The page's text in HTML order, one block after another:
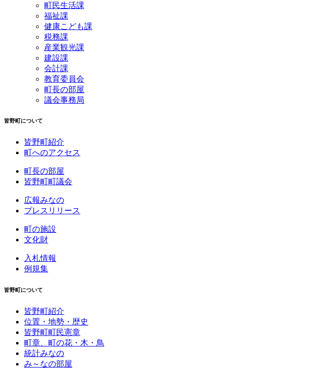
町民生活課
福祉課
健康こども課
税務課
産業観光課
建設課
会計課
教育委員会
町長の部屋
議会事務局
皆野町について
皆野町紹介
町へのアクセス
町長の部屋
皆野町町議会
広報みなの
プレスリリース
町の施設
文化財
入札情報
例規集
皆野町について
皆野町紹介
位置・地勢・歴史
皆野町町民憲章
町章、町の花・木・鳥
統計みなの
み～なの部屋